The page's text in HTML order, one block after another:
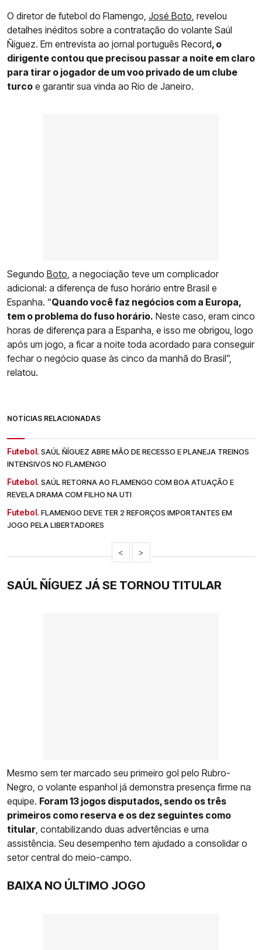
O diretor de futebol do Flamengo, José Boto, revelou
detalhes inéditos sobre a contratação do volante Saúl
Ñíguez. Em entrevista ao jornal português Record, o
dirigente contou que precisou passar a noite em claro
para tirar o jogador de um voo privado de um clube
turco e garantir sua vinda ao Rio de Janeiro.
Segundo Boto, a negociação teve um complicador
adicional: a diferença de fuso horário entre Brasil e
Espanha. “Quando você faz negócios com a Europa,
tem o problema do fuso horário. Neste caso, eram cinco
horas de diferença para a Espanha, e isso me obrigou, logo
após um jogo, a ficar a noite toda acordado para conseguir
fechar o negócio quase às cinco da manhã do Brasil”,
relatou.
NOTÍCIAS RELACIONADAS
Futebol. SAÚL ÑÍGUEZ ABRE MÃO DE RECESSO E PLANEJA TREINOS
INTENSIVOS NO FLAMENGO
Futebol. SAÚL RETORNA AO FLAMENGO COM BOA ATUAÇÃO E
REVELA DRAMA COM FILHO NA UTI
Futebol. FLAMENGO DEVE TER 2 REFORÇOS IMPORTANTES EM
JOGO PELA LIBERTADORES
< >
SAÚL ÑÍGUEZ JÁ SE TORNOU TITULAR
Mesmo sem ter marcado seu primeiro gol pelo Rubro-
Negro, o volante espanhol já demonstra presença firme na
equipe. Foram 13 jogos disputados, sendo os três
primeiros como reserva e os dez seguintes como
titular, contabilizando duas advertências e uma
assistência. Seu desempenho tem ajudado a consolidar o
setor central do meio-campo.
BAIXA NO ÚLTIMO JOGO